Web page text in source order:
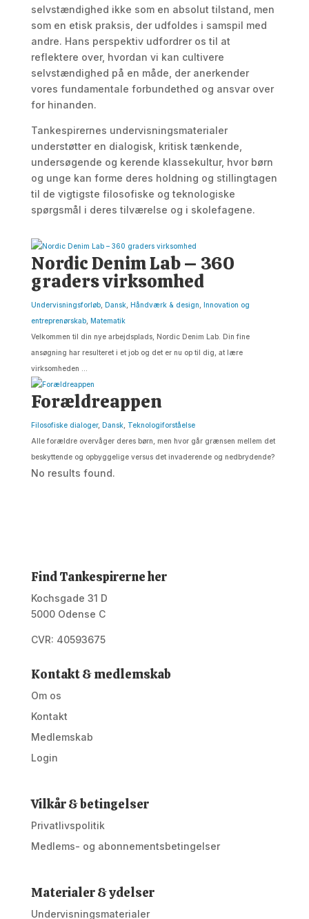
selvstændighed ikke som en absolut tilstand, men
som en etisk praksis, der udfoldes i samspil med
andre. Hans perspektiv udfordrer os til at
reflektere over, hvordan vi kan cultivere
selvstændighed på en måde, der anerkender
vores fundamentale forbundethed og ansvar over
for hinanden.
Tankespirernes undervisningsmaterialer
understøtter en dialogisk, kritisk tænkende,
undersøgende og kerende klassekultur, hvor børn
og unge kan forme deres holdning og stillingtagen
til de vigtigste filosofiske og teknologiske
spørgsmål i deres tilværelse og i skolefagene.
Nordic Denim Lab – 360
graders virksomhed
Undervisningsforløb, Dansk, Håndværk & design Innovation og
entreprenørskab, Matematik
Velkommen til din nye arbejdsplads, Nordic Denim Lab. Din fine
ansøgning har resulteret i et job og det er nu op til dig, at lære
virksomheden ...
Forældreappen
Filosofiske dialoger, Dansk, Teknologiforståelse
Alle forældre overvåger deres børn, men hvor går grænsen mellem det
beskyttende og opbyggelige versus det invaderende og nedbrydende?
No results found.
Find Tankespirerne her
Kochsgade 31 D
5000 Odense C
CVR: 40593675
Kontakt & medlemskab
Om os
Kontakt
Medlemskab
Login
Vilkår & betingelser
Privatlivspolitik
Medlems- og abonnementsbetingelser
Materialer & ydelser
Undervisningsmaterialer